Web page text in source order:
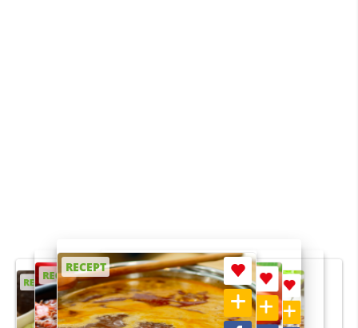
RECEPT
RECEPT
RECEPT
RECEPT
RECEPT